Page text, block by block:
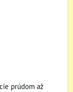
prúdom až